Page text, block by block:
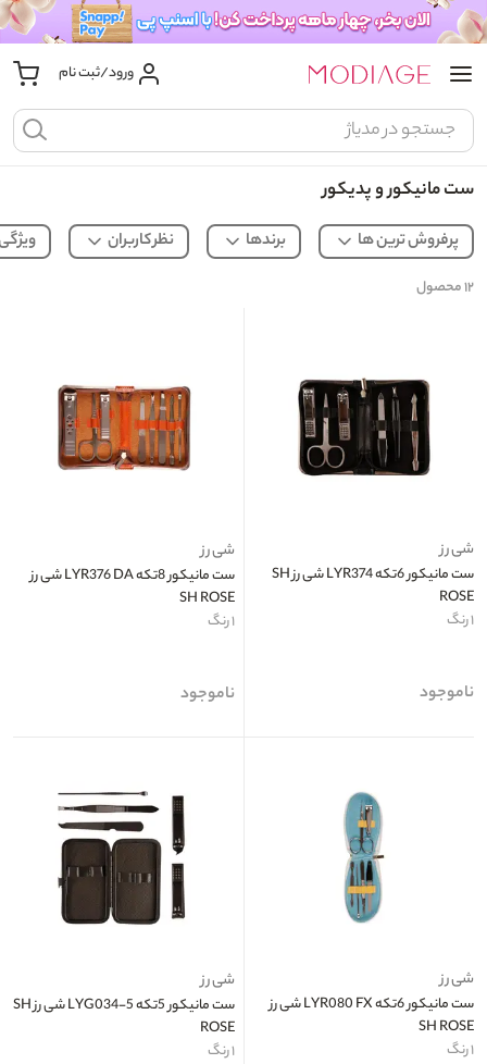
ورود/ثبت نام
ست مانیکور و پدیکور
پرفروش ترین ها برندها نظر کاربران
۱۲محصول
شی رز
ست مانیکور 6تکه LYR374 شی رز SH
ROSE
۱ رنگ
ناموجود
شی رز
ست مانیکور 8تکه LYR376 DA شی رز
SH ROSE
۱ رنگ
ناموجود
شی رز
ست مانیکور 6تکه LYR080 FX شی رز
SH ROSE
۱ رنگ
شی رز
ست مانیکور 5تکه LYG034-5 شی رز SH
ROSE
۱ رنگ